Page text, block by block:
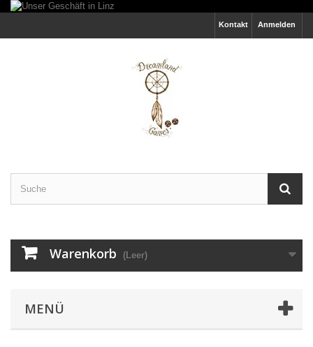
Anmelden
Kontakt
Warenkorb (Leer)
MENÜ